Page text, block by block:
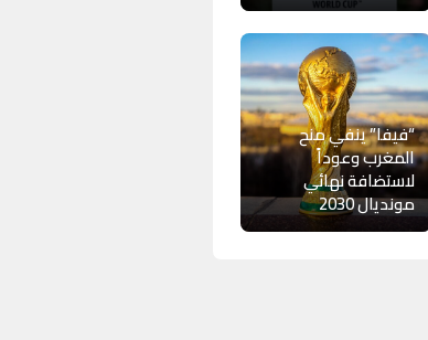
“فيفا” ينفي منح
المغرب وعوداً
لاستضافة نهائي
مونديال 2030